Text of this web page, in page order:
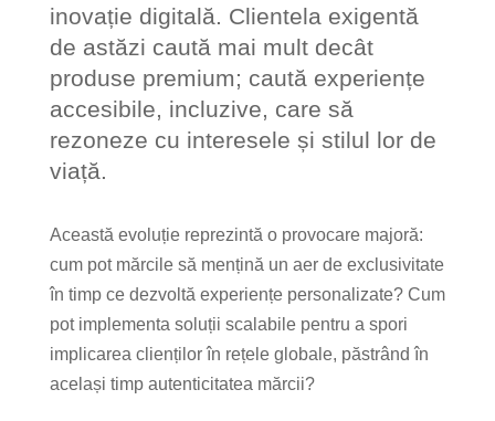
inovație digitală. Clientela exigentă
de astăzi caută mai mult decât
produse premium; caută experiențe
accesibile, incluzive, care să
rezoneze cu interesele și stilul lor de
viață.
Această evoluție reprezintă o provocare majoră:
cum pot mărcile să mențină un aer de exclusivitate
în timp ce dezvoltă experiențe personalizate? Cum
pot implementa soluții scalabile pentru a spori
implicarea clienților în rețele globale, păstrând în
același timp autenticitatea mărcii?